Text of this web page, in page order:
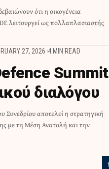
ότι η οικογένεια
λειτουργεί ως πολλαπλασιαστής
27, 2026 4 MIN READ
διαλόγου
Συνεδρίου αποτελεί η στρατηγική
με τη Μέση Ανατολή και την
1